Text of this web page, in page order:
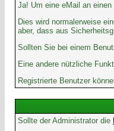
Ja! Um eine eMail an
Dies wird normalerweise
aber, dass aus
Sollten Sie bei einem
Eine andere nützliche
Registrierte Benutzer
Sollte der Administrator die